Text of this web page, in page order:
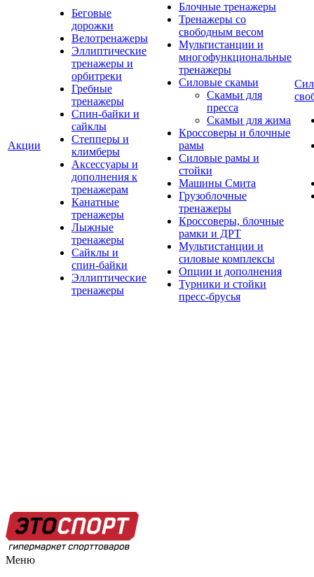
Акции
Беговые
дорожки
Велотренажеры
Эллиптические
тренажеры и
орбитреки
Гребные
тренажеры
Спин-байки и
сайклы
Степперы и
климберы
Аксессуары и
дополнения к
тренажерам
Канатные
тренажеры
Лыжные
тренажеры
Сайклы и
спин-байки
Эллиптические
тренажеры
Блочные тренажеры
Тренажеры со
свободным весом
Мультистанции и
многофункциональные
тренажеры
Силовые скамьи
Скамьи для
пресса
Скамьи для жима
Кроссоверы и блочные
рамы
Силовые рамы и
стойки
Машины Смита
Грузоблочные
тренажеры
Кроссоверы, блочные
рамки и ДРТ
Мультистанции и
силовые комплексы
Опции и дополнения
Турники и стойки
пресс-брусья
Меню